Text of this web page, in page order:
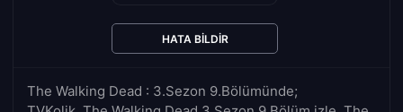
The Walking Dead : 3.Sezon 9.Bölümünde;
HATA BILDIR